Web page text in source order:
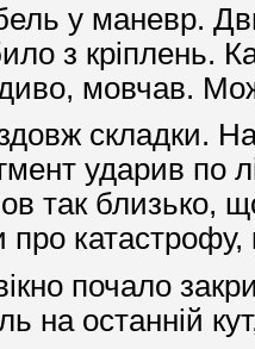
у маневр.
з кріплень.
мовчав.
складки. На
ударив по
так близько,
катастрофу,
почало
на останній